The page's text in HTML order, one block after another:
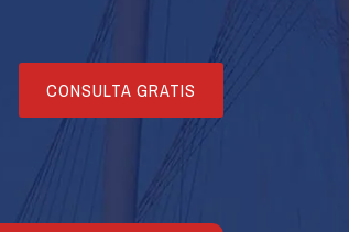
CONSULTA GRATIS